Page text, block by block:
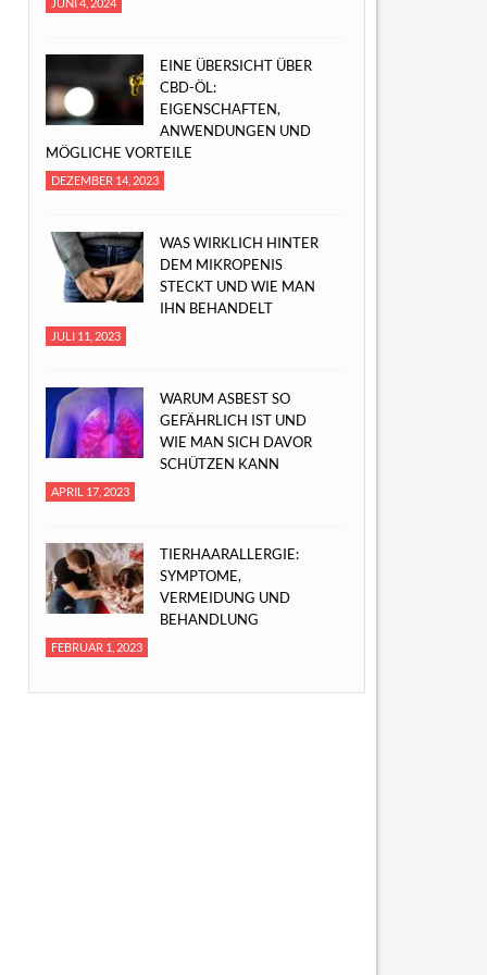
EINE ÜBERSICHT ÜBER
CBD-ÖL:
EIGENSCHAFTEN,
ANWENDUNGEN UND
MÖGLICHE VORTEILE
DEZEMBER 14, 2023
WAS WIRKLICH HINTER
DEM MIKROPENIS
STECKT UND WIE MAN
IHN BEHANDELT
JULI 11, 2023
WARUM ASBEST SO
GEFÄHRLICH IST UND
WIE MAN SICH DAVOR
SCHÜTZEN KANN
APRIL 17, 2023
TIERHAARALLERGIE:
SYMPTOME,
VERMEIDUNG UND
BEHANDLUNG
FEBRUAR 1, 2023